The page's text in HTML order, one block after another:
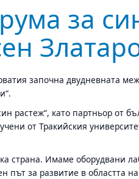
за
започна двудневната
растеж“, като партньор от
от Тракийския
страна. Имаме оборудвани
за развитие в областта